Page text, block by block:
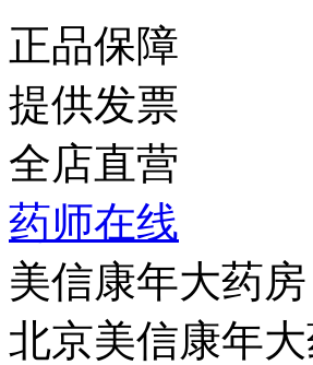
正品保障
提供发票
全店直营
药师在线
美信康年大药房
北京美信康年